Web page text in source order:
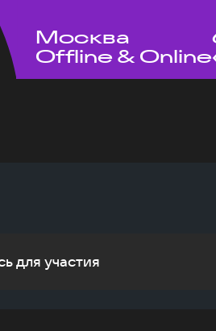
Москва
Offline & Online
для участия